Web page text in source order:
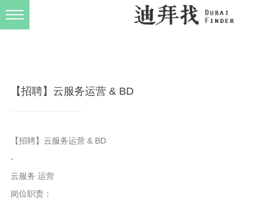
【招聘】云服务运营 & BD
【招聘】云服务运营 & BD
-
云服务 运营
岗位职责：